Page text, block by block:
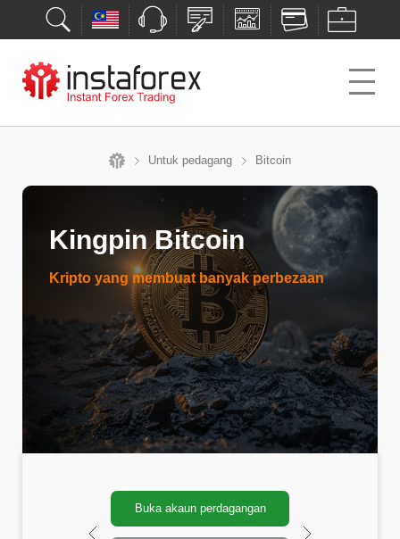
Untuk pedagang Bitcoin
Kingpin Bitcoin
Kripto yang membuat banyak perbezaan
Buka akaun perdagangan